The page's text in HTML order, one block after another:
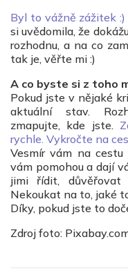
Byl to vážně zážitek :)
si uvědomila, že
rozhodnu, a na co
tak je, věřte mi :)
A co byste si z toho
Pokud jste v nějaké
aktuální stav.
zmapujte, kde jste.
rychle. Vykročte na
Vesmír vám na
vám pomohou a dají
jimi řídit,
Nekoukat na to, jaké
Díky, pokud jste to
Zdroj foto: